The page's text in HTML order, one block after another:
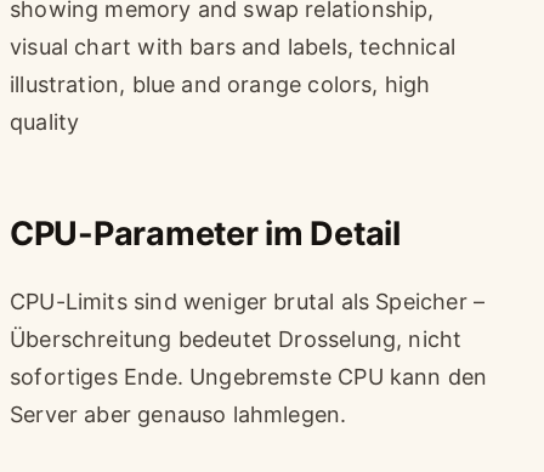
showing memory and swap relationship,
visual chart with bars and labels, technical
illustration, blue and orange colors, high
quality
CPU-Parameter im Detail
CPU-Limits sind weniger brutal als Speicher –
Überschreitung bedeutet Drosselung, nicht
sofortiges Ende. Ungebremste CPU kann den
Server aber genauso lahmlegen.